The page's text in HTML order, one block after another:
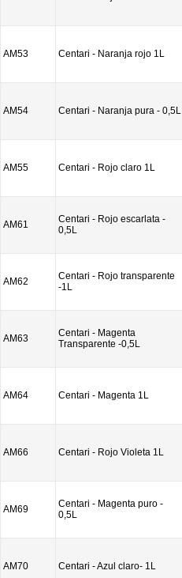
AM53 Centari - Naranja rojo 1L
AM54 Centari - Naranja pura - 0,5L
AM55 Centari - Rojo claro 1L
AM61
Centari - Rojo escarlata -
0,5L
AM62
Centari - Rojo transparente
-1L
AM63
Centari - Magenta
Transparente -0,5L
AM64 Centari - Magenta 1L
AM66 Centari - Rojo Violeta 1L
AM69
Centari - Magenta puro -
0,5L
AM70 Centari - Azul claro- 1L